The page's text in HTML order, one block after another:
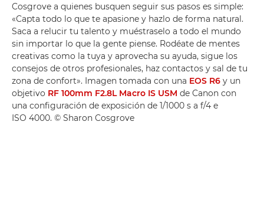
Cosgrove a quienes busquen seguir sus pasos es simple:
«Capta todo lo que te apasione y hazlo de forma natural.
Saca a relucir tu talento y muéstraselo a todo el mundo
sin importar lo que la gente piense. Rodéate de mentes
creativas como la tuya y aprovecha su ayuda, sigue los
consejos de otros profesionales, haz contactos y sal de tu
zona de confort». Imagen tomada con una EOS R6 y un
objetivo RF 100mm F2.8L Macro IS USM de Canon con
una configuración de exposición de 1/1000 s a f/4 e
ISO 4000. © Sharon Cosgrove